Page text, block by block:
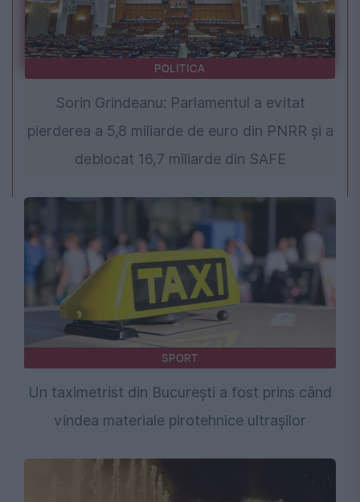
POLITICA
Sorin Grindeanu: Parlamentul a evitat
pierderea a 5,8 miliarde de euro din PNRR și a
deblocat 16,7 miliarde din SAFE
SPORT
Un taximetrist din București a fost prins când
vindea materiale pirotehnice ultrașilor